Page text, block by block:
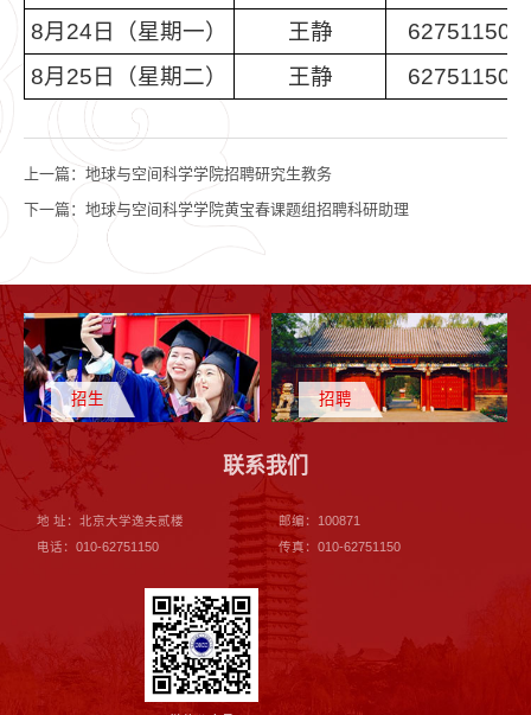
8月24日（星期一）
王静
62751150
8月25日（星期二）
王静 62751150
上一篇： 地球与空间科学学院招聘研究生教务
下一篇： 地球与空间科学学院黄宝春课题组招聘科研助理
招生 招聘
联系我们
地 址：北京大学逸夫贰楼
邮编：100871
电话：010-62751150
传真：010-62751150